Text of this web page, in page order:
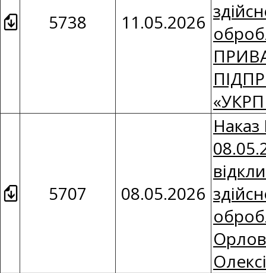
5738 11.05.2026
5707 08.05.2026
Наказ